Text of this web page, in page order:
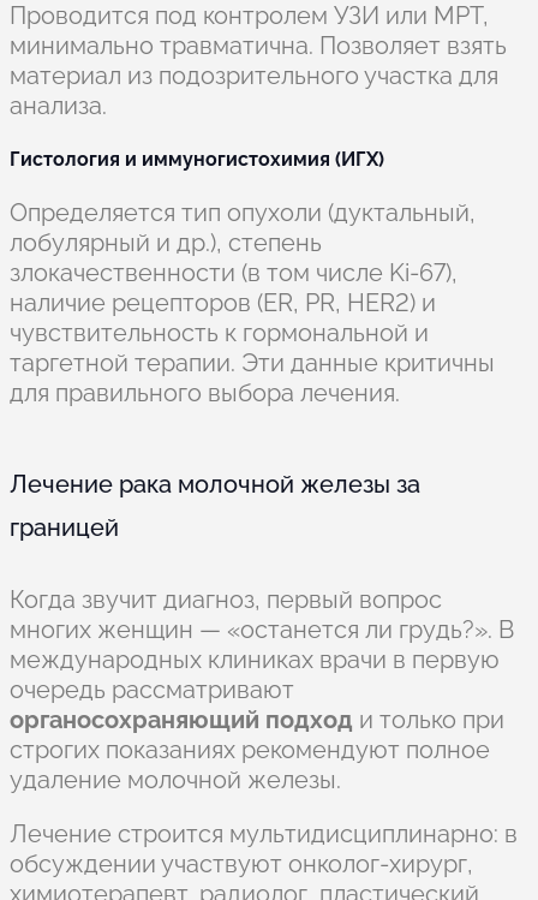
Проводится под контролем УЗИ или МРТ,
минимально травматична. Позволяет взять
материал из подозрительного участка для
анализа.
Гистология и иммуногистохимия (ИГХ)
Определяется тип опухоли (дуктальный,
лобулярный и др.), степень
злокачественности (в том числе Ki-67),
наличие рецепторов (ER, PR, HER2) и
чувствительность к гормональной и
таргетной терапии. Эти данные критичны
для правильного выбора лечения.
Лечение рака молочной железы за
границей
Когда звучит диагноз, первый вопрос
многих женщин — «останется ли грудь?». В
международных клиниках врачи в первую
очередь рассматривают
органосохраняющий подход и только при
строгих показаниях рекомендуют полное
удаление молочной железы.
Лечение строится мультидисциплинарно: в
обсуждении участвуют онколог-хирург,
химиотерапевт, радиолог, пластический